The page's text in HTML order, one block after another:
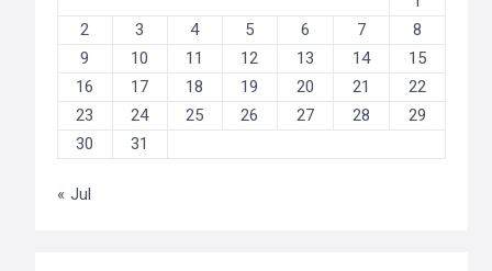
2
3 4 5 6 7
8
9
10 11 12 13 14
15
16
17 18 19 20 21
22
23
24 25 26 27 28
29
30
31
« Jul